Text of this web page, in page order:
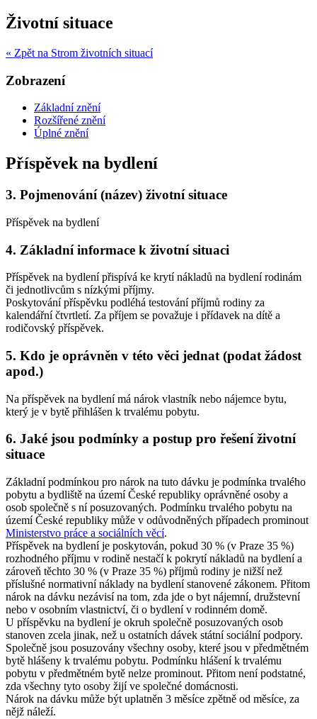
Životní situace
« Zpět na Strom životních situací
Zobrazení
Základní znění
Rozšířené znění
Úplné znění
Příspěvek na bydlení
3. Pojmenování (název) životní situace
Příspěvek na bydlení
4. Základní informace k životní situaci
Příspěvek na bydlení přispívá ke krytí nákladů na bydlení rodinám
či jednotlivcům s nízkými příjmy.
Poskytování příspěvku podléhá testování příjmů rodiny za
kalendářní čtvrtletí. Za příjem se považuje i přídavek na dítě a
rodičovský příspěvek.
5. Kdo je oprávněn v této věci jednat (podat žádost
apod.)
Na příspěvek na bydlení má nárok vlastník nebo nájemce bytu,
který je v bytě přihlášen k trvalému pobytu.
6. Jaké jsou podmínky a postup pro řešení životní
situace
Základní podmínkou pro nárok na tuto dávku je podmínka trvalého
pobytu a bydliště na území České republiky oprávněné osoby a
osob společně s ní posuzovaných. Podmínku trvalého pobytu na
území České republiky může v odůvodněných případech prominout
Ministerstvo práce a sociálních věcí.
Příspěvek na bydlení je poskytován, pokud 30 % (v Praze 35 %)
rozhodného příjmu v rodině nestačí k pokrytí nákladů na bydlení a
zároveň těchto 30 % (v Praze 35 %) příjmů rodiny je nižší než
příslušné normativní náklady na bydlení stanovené zákonem. Přitom
nárok na dávku nezávisí na tom, zda jde o byt nájemní, družstevní
nebo v osobním vlastnictví, či o bydlení v rodinném domě.
U příspěvku na bydlení je okruh společně posuzovaných osob
stanoven zcela jinak, než u ostatních dávek státní sociální podpory.
Společně jsou posuzovány všechny osoby, které jsou v předmětném
bytě hlášeny k trvalému pobytu. Podmínku hlášení k trvalému
pobytu v předmětném bytě nelze prominout. Přitom není podstatné,
zda všechny tyto osoby žijí ve společné domácnosti.
Nárok na dávku může být uplatněn 3 měsíce zpětně od měsíce, za
nějž náleží.